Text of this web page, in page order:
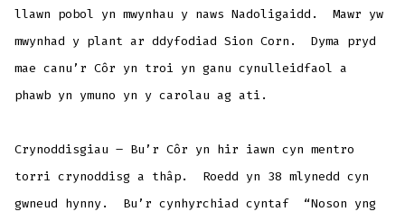
llawn pobol yn mwynhau y naws Nadoligaidd. Mawr yw
mwynhad y plant ar ddyfodiad Sion Corn. Dyma pryd
mae canu’r Côr yn troi yn ganu cynulleidfaol a
phawb yn ymuno yn y carolau ag ati.
Crynoddisgiau – Bu’r Côr yn hir iawn cyn mentro
torri crynoddisg a thâp. Roedd yn 38 mlynedd cyn
gwneud hynny. Bu’r cynhyrchiad cyntaf “Noson yng